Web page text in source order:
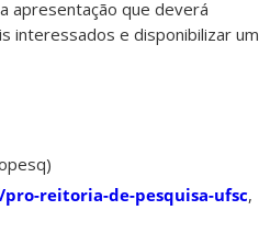
apresentação que deverá
interessados e disponibilizar um
reitoria-de-pesquisa-ufsc,